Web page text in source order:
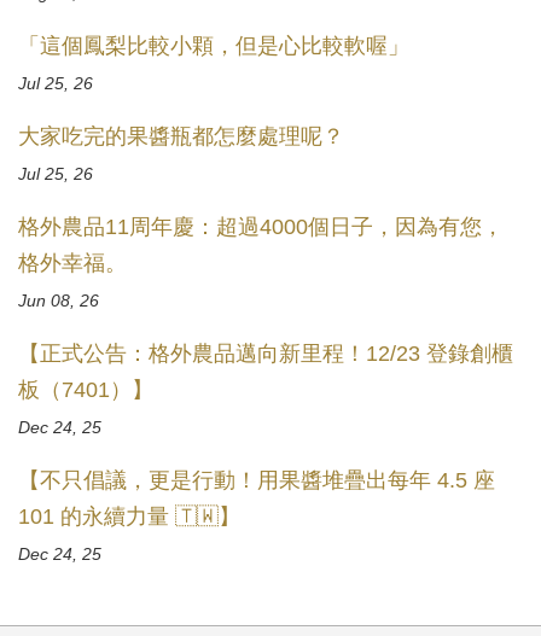
「這個鳳梨比較小顆，但是心比較軟喔」
Jul 25, 26
大家吃完的果醬瓶都怎麼處理呢？
Jul 25, 26
格外農品11周年慶：超過4000個日子，因為有您，
格外幸福。
Jun 08, 26
【正式公告：格外農品邁向新里程！12/23 登錄創櫃
板（7401）】
Dec 24, 25
【不只倡議，更是行動！用果醬堆疊出每年 4.5 座
101 的永續力量 🇹🇼】
Dec 24, 25